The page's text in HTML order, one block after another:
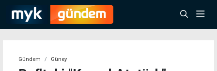
Gündem Güney